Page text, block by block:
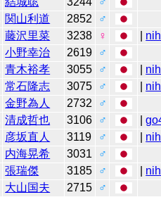
関山利道 2852
♂
藤沢里菜 3238 ♀
小野幸治 2619
♂
青木裕孝 3055 ♂
常石隆志 3075 ♂
金野為人 2732
♂
清成哲也 3106 ♂ |
彦坂直人 3119 ♂
内海晃希 3031
♂
張瑞傑 3185 ♂
大山国夫 2715
♂